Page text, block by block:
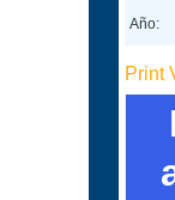
Año:
Print